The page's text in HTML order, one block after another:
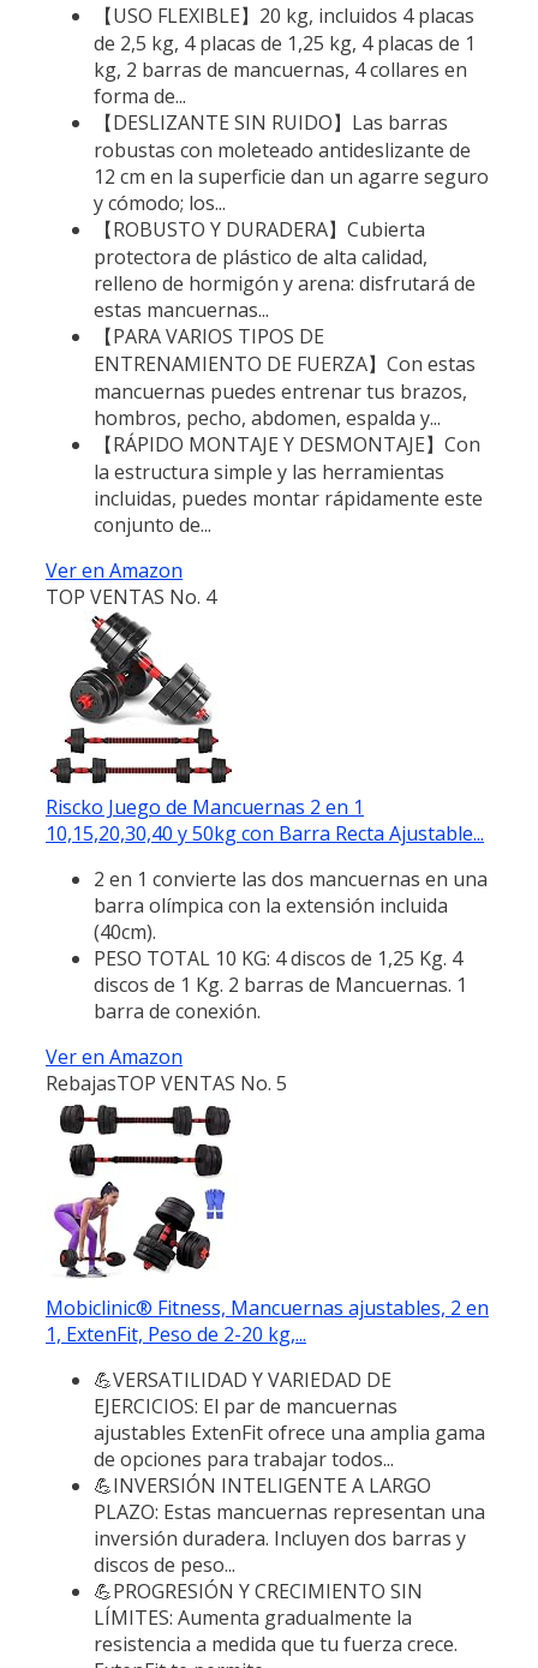
【USO FLEXIBLE】20 kg, incluidos 4 placas
de 2,5 kg, 4 placas de 1,25 kg, 4 placas de 1
kg, 2 barras de mancuernas, 4 collares en
forma de...
【DESLIZANTE SIN RUIDO】Las barras
robustas con moleteado antideslizante de
12 cm en la superficie dan un agarre seguro
y cómodo; los...
【ROBUSTO Y DURADERA】Cubierta
protectora de plástico de alta calidad,
relleno de hormigón y arena: disfrutará de
estas mancuernas...
【PARA VARIOS TIPOS DE
ENTRENAMIENTO DE FUERZA】Con estas
mancuernas puedes entrenar tus brazos,
hombros, pecho, abdomen, espalda y...
【RÁPIDO MONTAJE Y DESMONTAJE】Con
la estructura simple y las herramientas
incluidas, puedes montar rápidamente este
conjunto de...
Ver en Amazon
TOP VENTAS No. 4
Riscko Juego de Mancuernas 2 en 1
10,15,20,30,40 y 50kg con Barra Recta Ajustable...
2 en 1 convierte las dos mancuernas en una
barra olímpica con la extensión incluida
(40cm).
PESO TOTAL 10 KG: 4 discos de 1,25 Kg. 4
discos de 1 Kg. 2 barras de Mancuernas. 1
barra de conexión.
Ver en Amazon
RebajasTOP VENTAS No. 5
Mobiclinic® Fitness, Mancuernas ajustables, 2 en
1, ExtenFit, Peso de 2-20 kg,...
💪VERSATILIDAD Y VARIEDAD DE
EJERCICIOS: El par de mancuernas
ajustables ExtenFit ofrece una amplia gama
de opciones para trabajar todos...
💪INVERSIÓN INTELIGENTE A LARGO
PLAZO: Estas mancuernas representan una
inversión duradera. Incluyen dos barras y
discos de peso...
💪PROGRESIÓN Y CRECIMIENTO SIN
LÍMITES: Aumenta gradualmente la
resistencia a medida que tu fuerza crece.